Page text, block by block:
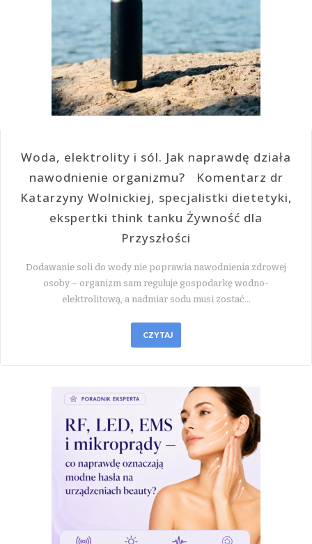
Woda, elektrolity i sól. Jak naprawdę działa
nawodnienie organizmu? Komentarz dr
Katarzyny Wolnickiej, specjalistki dietetyki,
ekspertki think tanku Żywność dla
Przyszłości
Dodawanie soli do wody nie poprawia nawodnienia zdrowej
osoby – organizm sam reguluje gospodarkę wodno-
elektrolitową, a nadmiar sodu musi zostać…
CZYTAJ